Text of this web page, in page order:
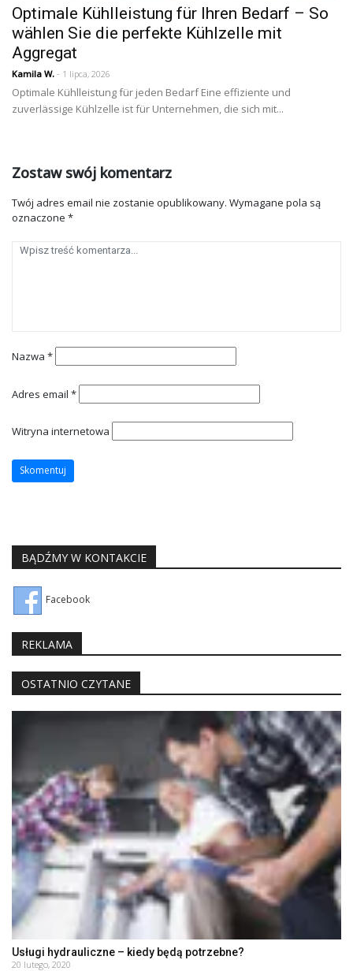
Optimale Kühlleistung für Ihren Bedarf – So
wählen Sie die perfekte Kühlzelle mit
Aggregat
Kamila W. - 1 lipca, 2026
Optimale Kühlleistung für jeden Bedarf Eine effiziente und
zuverlässige Kühlzelle ist für Unternehmen, die sich mit...
Zostaw swój komentarz
Twój adres email nie zostanie opublikowany. Wymagane pola są
oznaczone *
Nazwa *
Adres email *
Witryna internetowa
BĄDŹMY W KONTAKCIE
Facebook
REKLAMA
OSTATNIO CZYTANE
Usługi hydrauliczne – kiedy będą potrzebne?
20 lutego, 2020